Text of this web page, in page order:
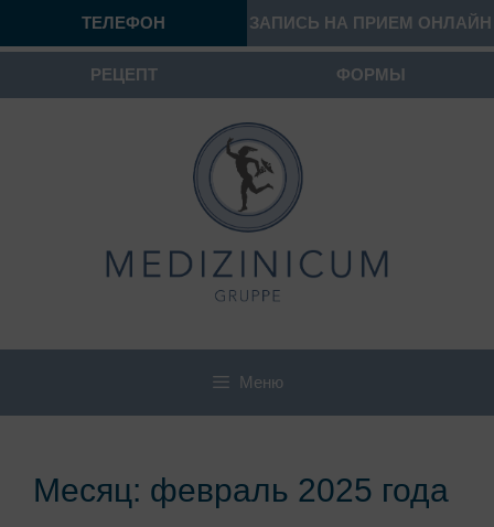
Меню
Месяц: февраль 2025 года
ТЕЛЕФОН ЗАПИСЬ НА ПРИЕМ ОНЛАЙН
РЕЦЕПТ ФОРМЫ